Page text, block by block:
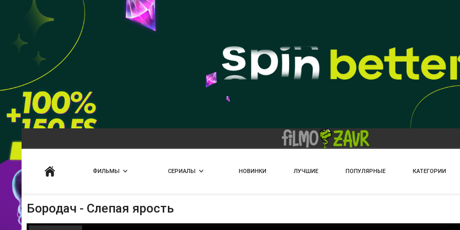
ФИЛЬМЫ СЕРИАЛЫ НОВИНКИ ЛУЧШИЕ ПОПУЛЯРНЫЕ КАТЕГОРИИ
Бородач - Слепая ярость